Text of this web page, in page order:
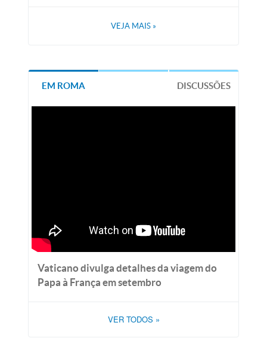
VEJA MAIS »
EM ROMA DISCUSSÕES
Vaticano divulga detalhes da viagem do
Papa à França em setembro
VER TODOS »